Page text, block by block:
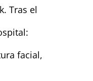
Tras el
facial,